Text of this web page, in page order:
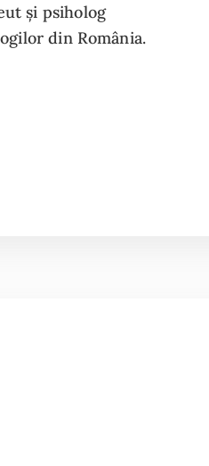
și psiholog
din România.